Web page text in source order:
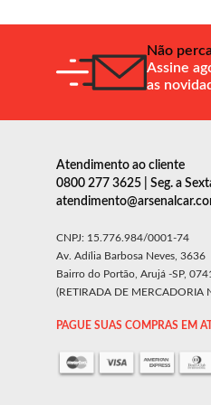
Não
Assine
as
Atendimento ao cliente
0800 277 3625 | Seg. a
CNPJ: 15.776.984/0001-74
Av. Adília Barbosa Neves, 3636
Bairro do Portão, Arujá -SP,
(RETIRADA DE MERCADORIA
PAGUE SUAS COMPRAS EM